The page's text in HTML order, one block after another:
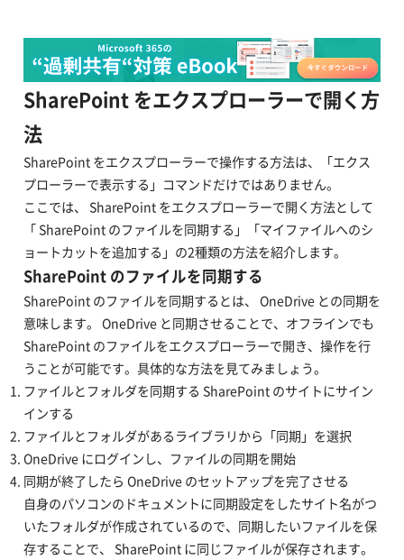
SharePoint をエクスプローラーで開く方
法
SharePoint をエクスプローラーで操作する方法は、「エクス
プローラーで表示する」コマンドだけではありません。
ここでは、 SharePoint をエクスプローラーで開く方法として
「 SharePoint のファイルを同期する」「マイファイルへのシ
ョートカットを追加する」の2種類の方法を紹介します。
SharePoint のファイルを同期する
SharePoint のファイルを同期するとは、 OneDrive との同期を
意味します。 OneDrive と同期させることで、オフラインでも
SharePoint のファイルをエクスプローラーで開き、操作を行
うことが可能です。具体的な方法を見てみましょう。
ファイルとフォルダを同期する SharePoint のサイトにサイン
インする
ファイルとフォルダがあるライブラリから「同期」を選択
OneDrive にログインし、ファイルの同期を開始
同期が終了したら OneDrive のセットアップを完了させる
自身のパソコンのドキュメントに同期設定をしたサイト名がつ
いたフォルダが作成されているので、同期したいファイルを保
存することで、 SharePoint に同じファイルが保存されます。